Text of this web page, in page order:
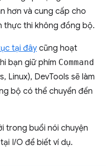
hơn và cung cấp cho
thực thi không đồng bộ.
tại đây cũng hoạt
bạn giữ phím Command
Linux), DevTools sẽ làm
bộ có thể chuyển đến
trong buổi nói chuyện
I/O để biết ví dụ.